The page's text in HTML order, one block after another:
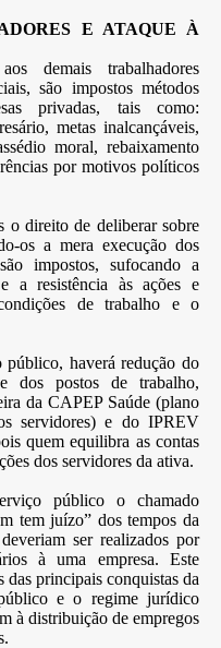
E ATAQUE À
demais trabalhadores
são impostos métodos
privadas, tais como:
metas inalcançáveis,
moral, rebaixamento
por motivos políticos
o direito de deliberar sobre
os a mera execução dos
impostos, sufocando a
a resistência às ações e
de trabalho e o
haverá redução do
dos postos de trabalho,
da CAPEP Saúde (plano
servidores) e do IPREV
quem equilibra as contas
dos servidores da ativa.
público o chamado
tem juízo” dos tempos da
ser realizados por
à uma empresa. Este
das principais conquistas da
e o regime jurídico
à distribuição de empregos